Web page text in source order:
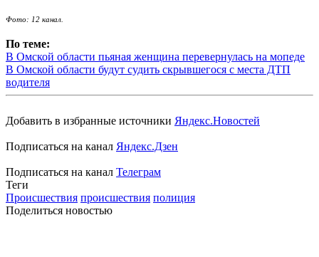
Фото: 12 канал.
По теме:
В Омской области пьяная женщина перевернулась на мопеде
В Омской области будут судить скрывшегося с места ДТП
водителя
Добавить в избранные источники Яндекс.Новостей
Подписаться на канал Яндекс.Дзен
Подписаться на канал Телеграм
Теги
Происшествия происшествия полиция
Поделиться новостью